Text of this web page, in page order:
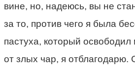
вине, но, надеюсь, вы не
за то, против чего я была
пастуха, который
от злых чар, я отблагодарю.